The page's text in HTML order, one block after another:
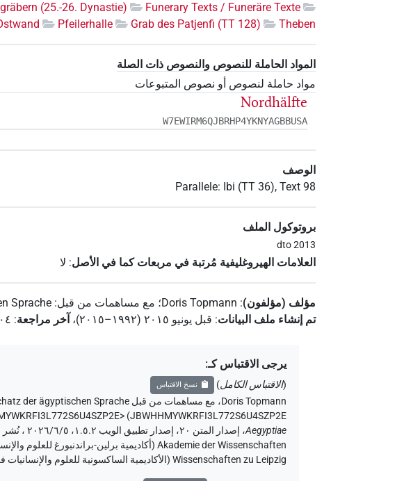
Funerary Texts / Funeräre Texte
(25.-26. Dynastie)
Theben
Grab des Patjenfi (TT 128)
Pfeilerhalle
المواد الحاملة للنصوص والنصوص ذات الصلة
مواد حاملة لنصوص أو نصوص المتبوعات
Nordhälfte
W7EWIRM6QJBRHP4YKNYAGBBUSA
الوصف
Parallele: Ibi (TT 36), Text 98
بروتوكول الملف
dto 2013
العلامات الهيروغليفية مُرتبة في مربعات كما في الأصل: لا
مؤلف (مؤلفون):
Doris Topmann؛ مع مساهمات من قبل:
Sprache
تم إنشاء ملف البيانات: قبل يونيو ۲۰۱٥ (۱۹۹۲–۲۰۱٥) ،آخر مراجعة:
يرجى الاقتباس كـ:
(الاقتباس الكامل) نسخ الاقتباس
Doris Topmann، مع مساهمات من قبل der ägyptischen Sprache
JBWHHMYWKRFI3L772S6U4SZP2E
)
Aegyptiae،
Wissenschaften zu Leipzig (الأكاديمية الساكسونية للعلوم والإنسانيات في لايبزيغ) (تم الوصول: